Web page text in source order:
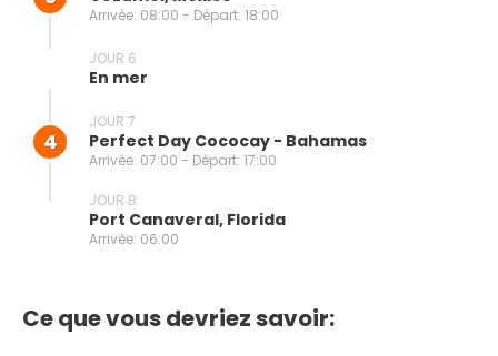
Arrivée: 08:00 - Départ: 18:00
JOUR 6
En mer
4
JOUR 7
Perfect Day Cococay - Bahamas
Arrivée: 07:00 - Départ: 17:00
JOUR 8
Port Canaveral, Florida
Arrivée: 06:00
Ce que vous devriez savoir: